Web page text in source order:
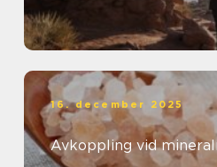
16. december 2025
Avkoppling vid